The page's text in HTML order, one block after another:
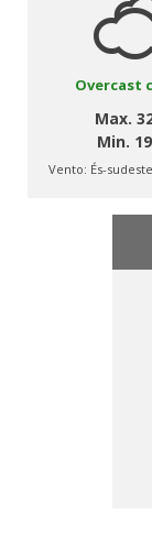
Overcast
Max.
Min.
Vento: És-